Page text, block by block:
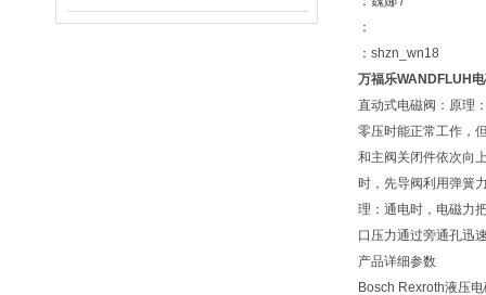
：
： shzn_wn18
万福乐WANDFLUH
直动式电磁阀：原理
零压时能正常工作，
和主阀关闭件依次向
时，先导阀利用弹簧
理：通电时，电磁力
口压力通过旁通孔迅
产品详细参数
Bosch Rexroth液压